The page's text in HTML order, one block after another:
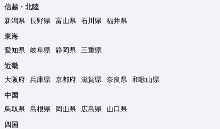
信越・北陸
新潟県
長野県 富山県 石川県
福井県
東海
愛知県
岐阜県 静岡県
三重県
近畿
大阪府
兵庫県 京都府 滋賀県 奈良県
和歌山県
中国
鳥取県
島根県 岡山県 広島県
山口県
四国